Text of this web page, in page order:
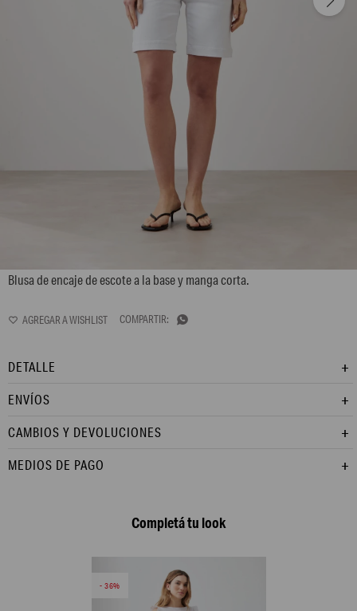
Blusa de encaje de escote a la base y manga corta.

DETALLE
ENVÍOS
CAMBIOS Y DEVOLUCIONES
MEDIOS DE PAGO
Completá tu look
36